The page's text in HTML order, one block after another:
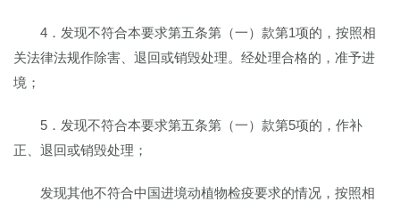
4．发现不符合本要求第五条第（一）款第1项的，按照相
关法律法规作除害、退回或销毁处理。经处理合格的，准予进
境；
5．发现不符合本要求第五条第（一）款第5项的，作补
正、退回或销毁处理；
发现其他不符合中国进境动植物检疫要求的情况，按照相